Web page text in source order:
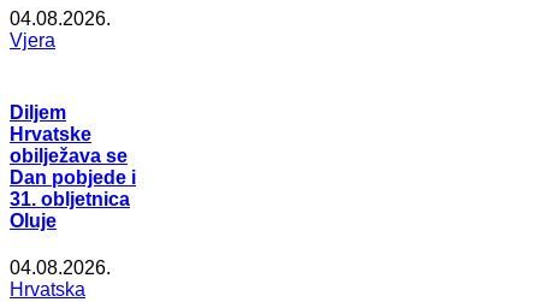
04.08.2026.
Vjera
Diljem
Hrvatske
obilježava se
Dan pobjede i
31. obljetnica
Oluje
04.08.2026.
Hrvatska